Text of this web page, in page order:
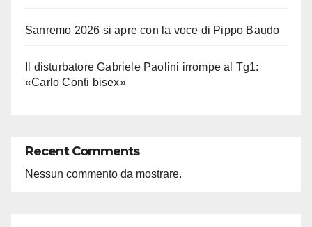
Sanremo 2026 si apre con la voce di Pippo Baudo
Il disturbatore Gabriele Paolini irrompe al Tg1:
«Carlo Conti bisex»
Recent Comments
Nessun commento da mostrare.